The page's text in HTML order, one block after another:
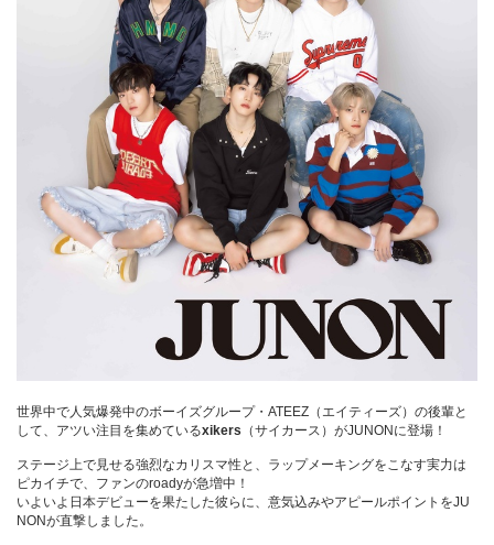
世界中で人気爆発中のボーイズグループ・ATEEZ（エイティーズ）の後輩と
して、アツい注目を集めているxikers （サイカース）がJUNONに登場！
ステージ上で見せる強烈なカリスマ性と、ラップメーキングをこなす実力は
ピカイチで、ファンのroadyが急増中！
いよいよ日本デビューを果たした彼らに、意気込みやアピールポイントをJU
NONが直撃しました。